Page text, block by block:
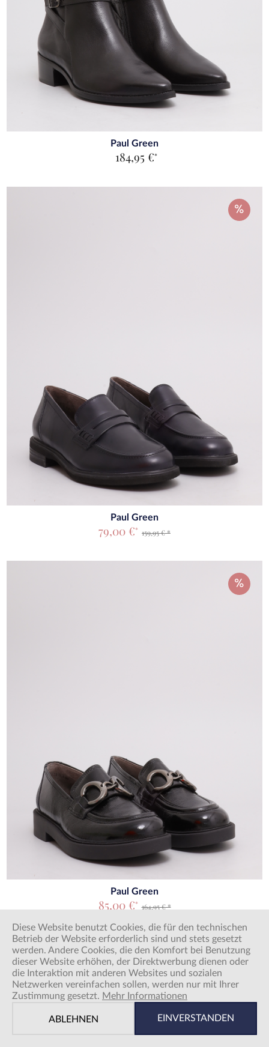
Paul Green
184,95 €*
Paul Green
79,00 €* 159,95 € *
Paul Green
85,00 €* 164,95 € *
Diese Website benutzt Cookies, die für den technischen
Betrieb der Website erforderlich sind und stets gesetzt
werden. Andere Cookies, die den Komfort bei Benutzung
dieser Website erhöhen, der Direktwerbung dienen oder
die Interaktion mit anderen Websites und sozialen
Netzwerken vereinfachen sollen, werden nur mit Ihrer
Zustimmung gesetzt. Mehr Informationen
ABLEHNEN EINVERSTANDEN